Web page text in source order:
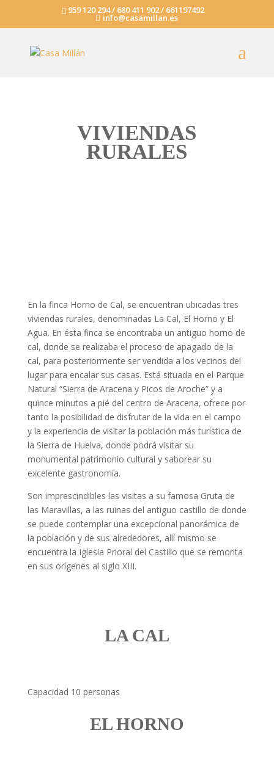
959 120 294 / 680 411 902 / 661197492
info@casamillan.es
VIVIENDAS
RURALES
En la finca Horno de Cal, se encuentran ubicadas tres
viviendas rurales, denominadas La Cal, El Horno y El
Agua. En ésta finca se encontraba un antiguo horno de
cal, donde se realizaba el proceso de apagado de la
cal, para posteriormente ser vendida a los vecinos del
lugar para encalar sus casas. Está situada en el Parque
Natural “Sierra de Aracena y Picos de Aroche” y a
quince minutos a pié del centro de Aracena, ofrece por
tanto la posibilidad de disfrutar de la vida en el campo
y la experiencia de visitar la población más turística de
la Sierra de Huelva, donde podrá visitar su
monumental patrimonio cultural y saborear su
excelente gastronomía.
Son imprescindibles las visitas a su famosa Gruta de
las Maravillas, a las ruinas del antiguo castillo de donde
se puede contemplar una excepcional panorámica de
la población y de sus alrededores, allí mismo se
encuentra la Iglesia Prioral del Castillo que se remonta
en sus orígenes al siglo XIII.
LA CAL
Capacidad 10 personas
EL HORNO